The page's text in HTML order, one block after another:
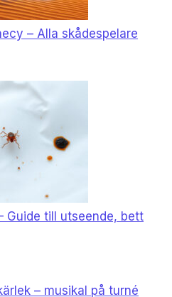
– Alla skådespelare
Guide till utseende, bett
– musikal på turné